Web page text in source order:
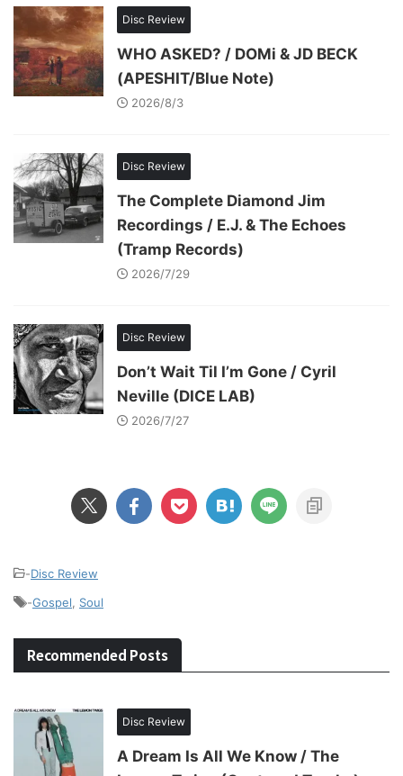
Disc Review
WHO ASKED? / DOMi & JD BECK
(APESHIT/Blue Note)
2026/8/3
Disc Review
The Complete Diamond Jim
Recordings / E.J. & The Echoes
(Tramp Records)
2026/7/29
Disc Review
Don’t Wait Til I’m Gone / Cyril
Neville (DICE LAB)
2026/7/27
-Disc Review
-Gospel Soul
Recommended Posts
Disc Review
A Dream Is All We Know / The